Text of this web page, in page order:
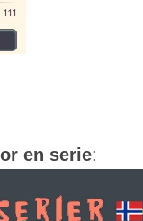
en serie: